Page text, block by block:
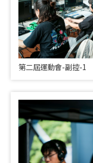
第二屆運動會-副控-1